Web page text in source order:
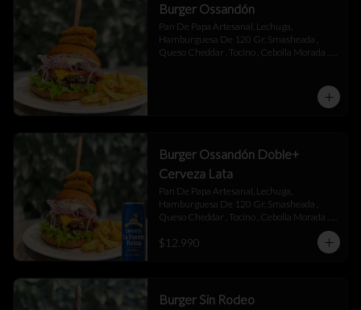
Burger Ossandón
Pan De Papa Artesanal, Lechuga,
Hamburguesa De 120 Gr, Smasheada ,
Queso Cheddar , Tocino , Cebolla Morada ,
Burger Ossandón Doble+
Cerveza Lata
Pan De Papa Artesanal, Lechuga,
Hamburguesa De 120 Gr, Smasheada ,
Queso Cheddar , Tocino , Cebolla Morada ,
$12.990
Burger Sin Rodeo